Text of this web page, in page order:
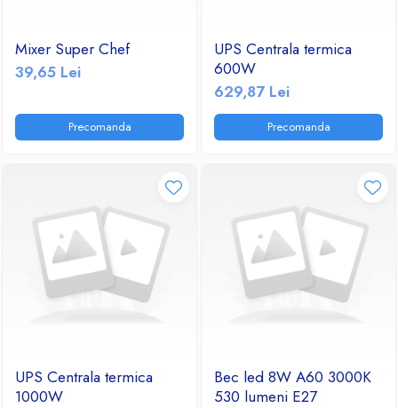
Mixer Super Chef
39,65 Lei
Precomanda
UPS Centrala termica
600W
629,87 Lei
Precomanda
UPS Centrala termica
1000W
Bec led 8W A60 3000K
530 lumeni E27